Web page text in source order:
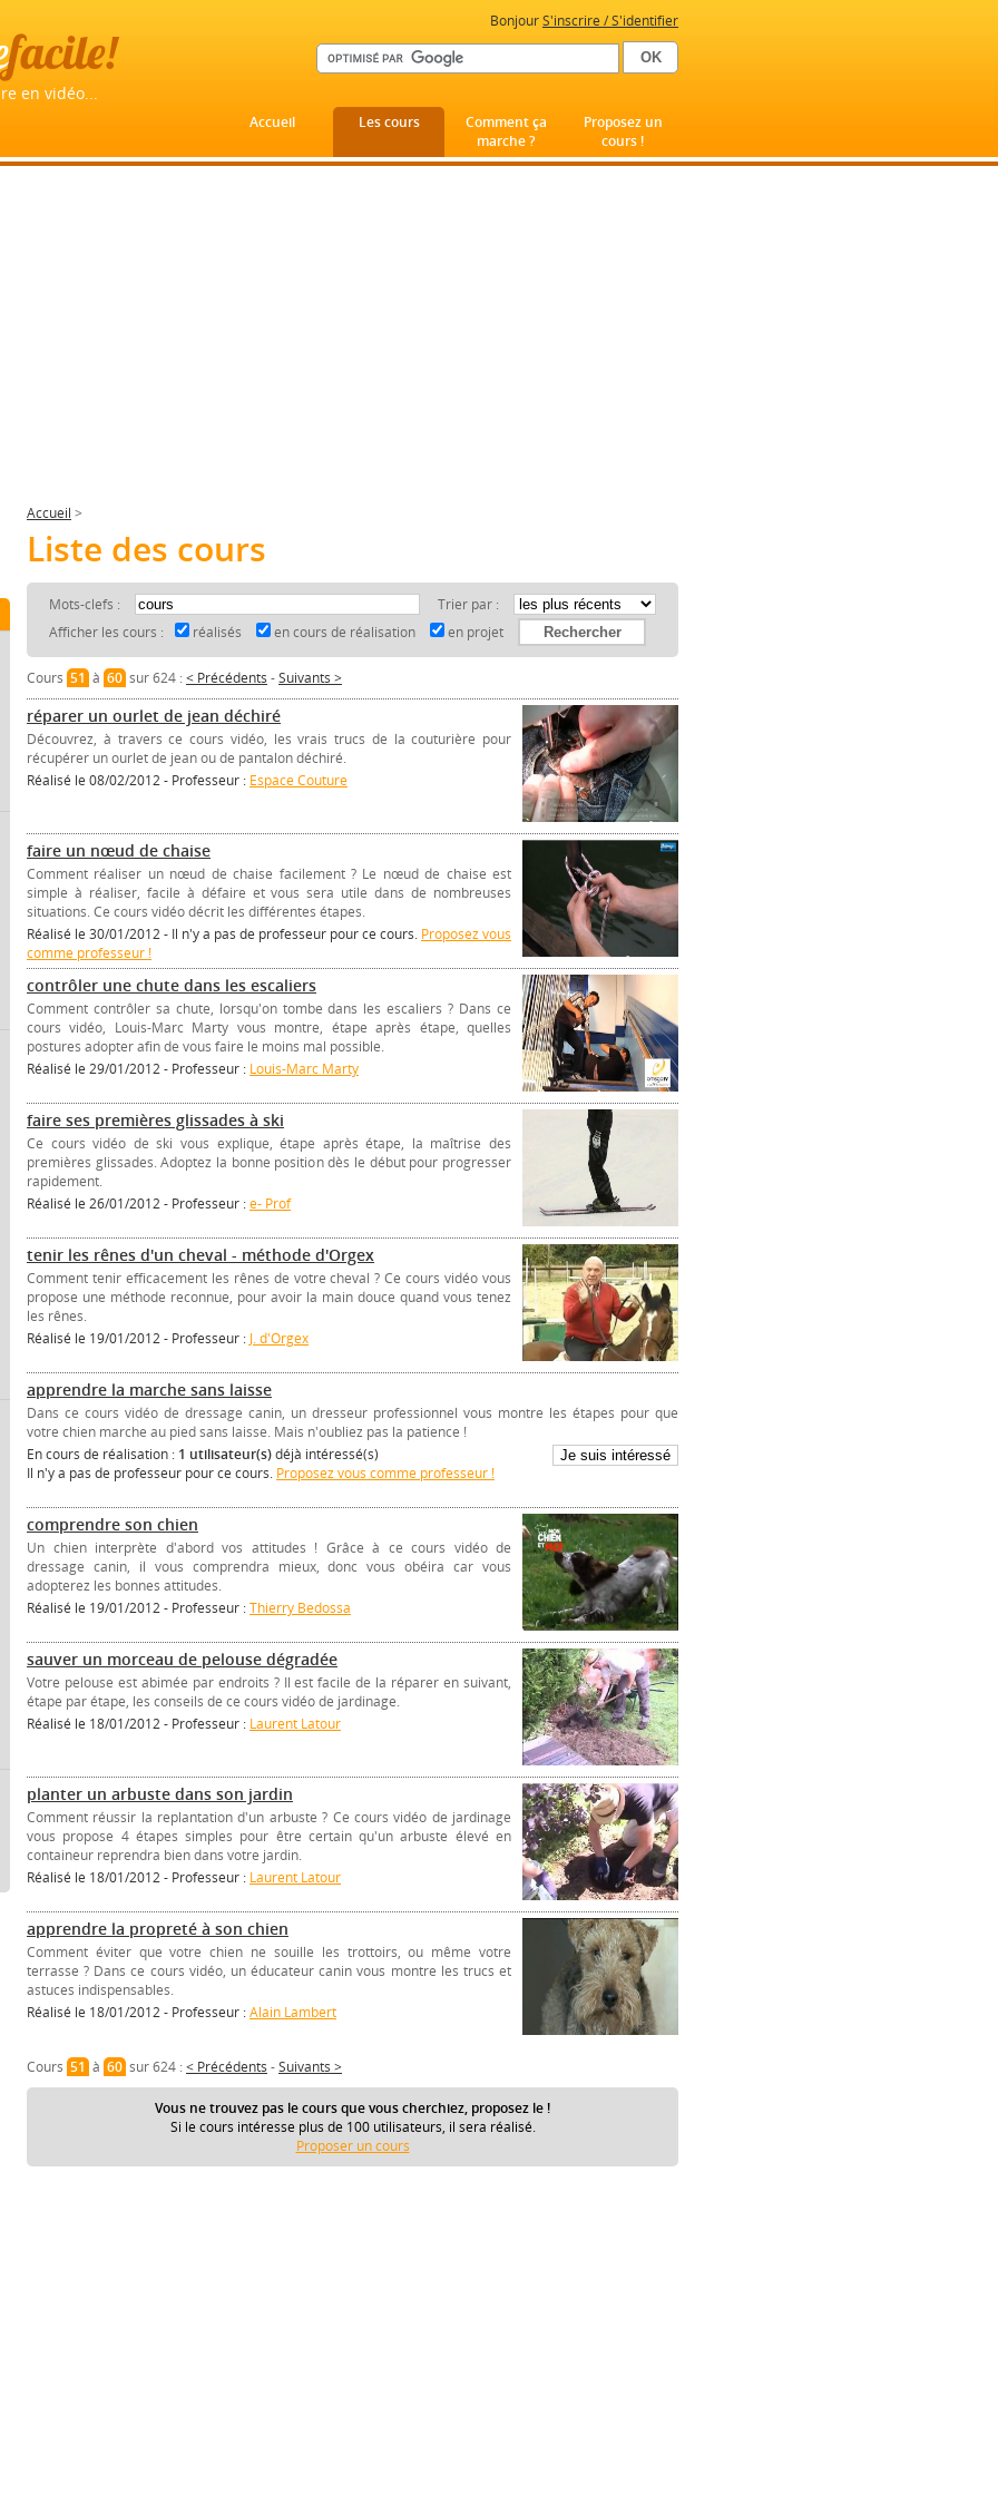
facile!
en vidéo...
BonjourS'inscrire / S'identifier
Accueil Les cours
Comment ça
marche ?
Proposez un
cours !
Accueil >
Liste des cours
Mots-clefs :
Trier par :
Afficher les cours :
réalisés en cours de réalisation en projet
Cours 51à 60sur 624 :< Précédents -Suivants >
réparer un ourlet de jean déchiré
Découvrez, à travers ce cours vidéo, les vrais trucs de la couturière pour
récupérer un ourlet de jean ou de pantalon déchiré.
Réalisé le 08/02/2012 - Professeur : Espace Couture
faire un nœud de chaise
Comment réaliser un nœud de chaise facilement ? Le nœud de chaise est
simple à réaliser, facile à défaire et vous sera utile dans de nombreuses
situations. Ce cours vidéo décrit les différentes étapes.
Réalisé le 30/01/2012 - Il n'y a pas de professeur pour ce cours. Proposez vous
comme professeur !
contrôler une chute dans les escaliers
Comment contrôler sa chute, lorsqu'on tombe dans les escaliers ? Dans ce
cours vidéo, Louis-Marc Marty vous montre, étape après étape, quelles
postures adopter afin de vous faire le moins mal possible.
Réalisé le 29/01/2012 - Professeur : Louis-Marc Marty
faire ses premières glissades à ski
Ce cours vidéo de ski vous explique, étape après étape, la maîtrise des
premières glissades. Adoptez la bonne position dès le début pour progresser
rapidement.
Réalisé le 26/01/2012 - Professeur :e- Prof
tenir les rênes d'un cheval - méthode d'Orgex
Comment tenir efficacement les rênes de votre cheval ? Ce cours vidéo vous
propose une méthode reconnue, pour avoir la main douce quand vous tenez
les rênes.
Réalisé le 19/01/2012 - Professeur : J. d'Orgex
apprendre la marche sans laisse
Dans ce cours vidéo de dressage canin, un dresseur professionnel vous montre les étapes pour que
votre chien marche au pied sans laisse. Mais n'oubliez pas la patience !
En cours de réalisation : 1 utilisateur(s)déjà intéressé(s)
Il n'y a pas de professeur pour ce cours. Proposez vous comme professeur !
comprendre son chien
Un chien interprète d'abord vos attitudes ! Grâce à ce cours vidéo de
dressage canin, il vous comprendra mieux, donc vous obéira car vous
adopterez les bonnes attitudes.
Réalisé le 19/01/2012 - Professeur :Thierry Bedossa
sauver un morceau de pelouse dégradée
Votre pelouse est abimée par endroits ? Il est facile de la réparer en suivant,
étape par étape, les conseils de ce cours vidéo de jardinage.
Réalisé le 18/01/2012 - Professeur : Laurent Latour
planter un arbuste dans son jardin
Comment réussir la replantation d'un arbuste ? Ce cours vidéo de jardinage
vous propose 4 étapes simples pour être certain qu'un arbuste élevé en
containeur reprendra bien dans votre jardin.
Réalisé le 18/01/2012 - Professeur : Laurent Latour
apprendre la propreté à son chien
Comment éviter que votre chien ne souille les trottoirs, ou même votre
terrasse ? Dans ce cours vidéo, un éducateur canin vous montre les trucs et
astuces indispensables.
Réalisé le 18/01/2012 - Professeur :Alain Lambert
Cours 51à 60sur 624 :< Précédents -Suivants >
Vous ne trouvez pas le cours que vous cherchiez, proposez le !
Si le cours intéresse plus de 100 utilisateurs, il sera réalisé.
Proposer un cours